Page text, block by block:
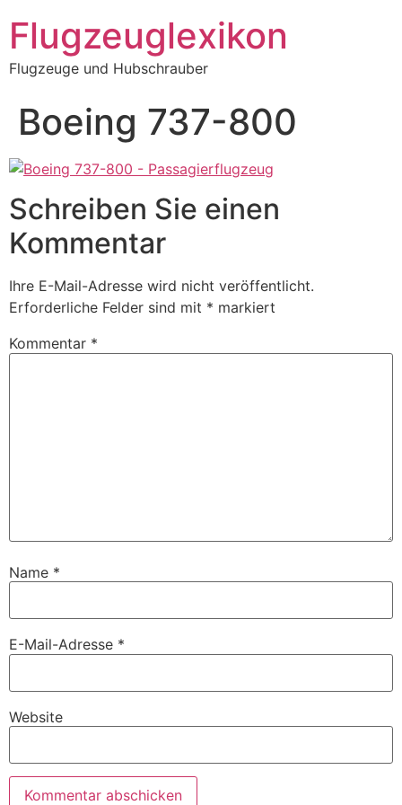
Inhalt
springen
Flugzeuglexikon
Flugzeuge und Hubschrauber
Boeing 737-800
Schreiben Sie einen
Kommentar
Ihre E-Mail-Adresse wird nicht veröffentlicht.
Erforderliche Felder sind mit * markiert
Kommentar *
Name *
E-Mail-Adresse *
Website